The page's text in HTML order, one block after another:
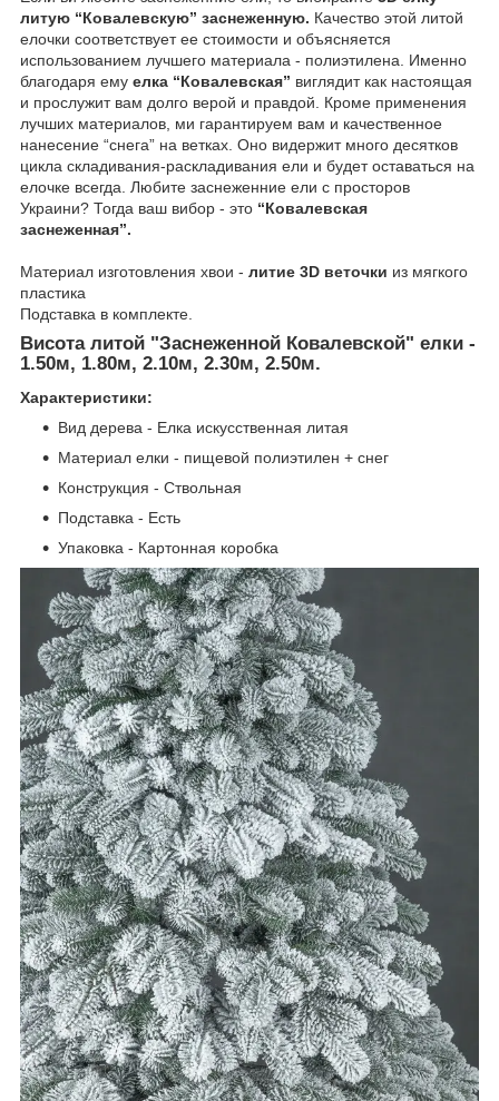
литую “Ковалевскую” заснеженную. Качество этой литой
елочки соответствует ее стоимости и объясняется
использованием лучшего материала - полиэтилена. Именно
благодаря ему елка “Ковалевская” виглядит как настоящая
и прослужит вам долго верой и правдой. Кроме применения
лучших материалов, ми гарантируем вам и качественное
нанесение “снега” на ветках. Оно видержит много десятков
цикла складивания-раскладивания ели и будет оставаться на
елочке всегда. Любите заснеженние ели с просторов
Украини? Тогда ваш вибор - это “Ковалевская
заснеженная”.
Материал изготовления хвои - литие 3D веточки из мягкого
пластика
Подставка в комплекте.
Висота литой "Заснеженной Ковалевской" елки -
1.50м, 1.80м, 2.10м, 2.30м, 2.50м.
Характеристики:
Вид дерева - Елка искусственная литая
Материал елки - пищевой полиэтилен + снег
Конструкция - Ствольная
Подставка - Есть
Упаковка - Картонная коробка